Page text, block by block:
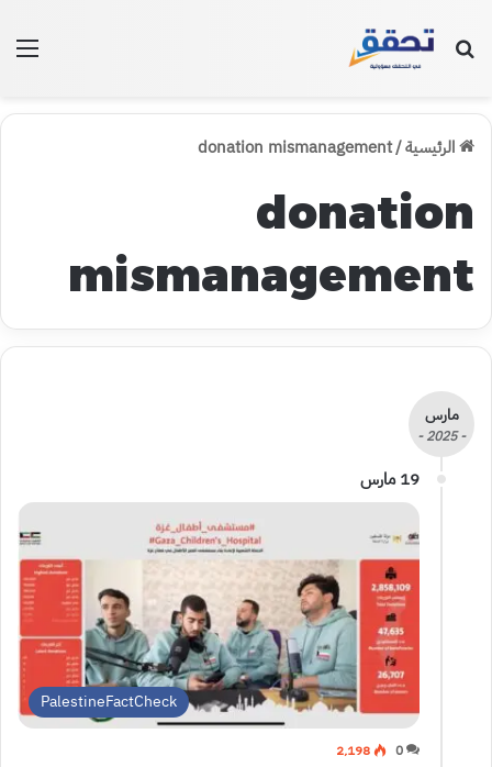
بحث عن
الرئيسية/
donation mismanagement
donation
mismanagement
مارس
- 2025 -
19 مارس
PalestineFactCheck
0 2٬198